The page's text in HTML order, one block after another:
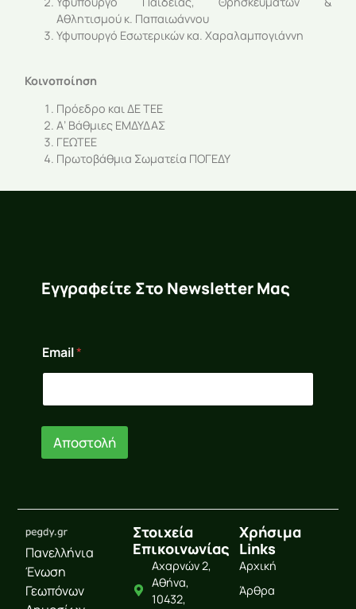
Αθλητισμού κ. Παπαιωάννου
Υφυπουργό Εσωτερικών κα. Χαραλαμπογιάννη
Κοινοποίηση
Πρόεδρο και ΔΕ ΤΕΕ
Α’ Βάθμιες ΕΜΔΥΔΑΣ
ΓΕΩΤΕΕ
Πρωτοβάθμια Σωματεία ΠΟΓΕΔΥ
Εγγραφείτε Στο Newsletter Μας
m
a
l
m
i
m
i
l
Email*
Αποστολή
Πανελλήνια
Ένωση
Γεωπόνων
Στοιχεία
Επικοινωνίας
Αχαρνών 2,
Αθήνα,
10432,
Χρήσιμα
Links
Αρχική
Άρθρα